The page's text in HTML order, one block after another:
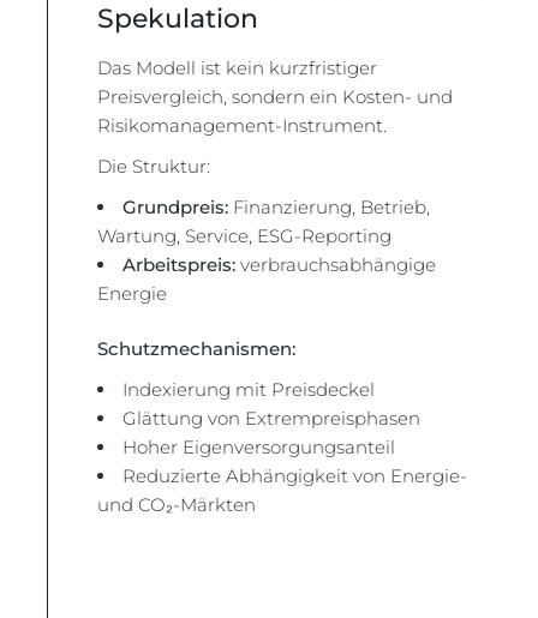
Spekulation
Das Modell ist kein kurzfristiger
Preisvergleich, sondern ein Kosten- und
Risikomanagement-Instrument.
Die Struktur:
Grundpreis: Finanzierung, Betrieb,
Wartung, Service, ESG-Reporting
Arbeitspreis: verbrauchsabhängige
Energie
Schutzmechanismen:
Indexierung mit Preisdeckel
Glättung von Extrempreisphasen
Hoher Eigenversorgungsanteil
Reduzierte Abhängigkeit von Energie-
und CO₂-Märkten